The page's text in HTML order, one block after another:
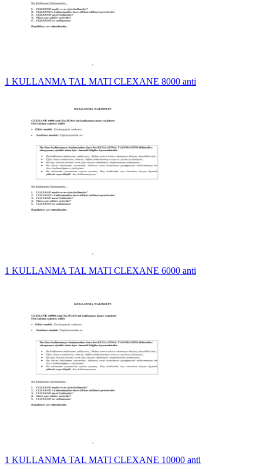
1 KULLANMA TAL MATI CLEXANE 8000 anti
1 KULLANMA TAL MATI CLEXANE 6000 anti
1 KULLANMA TAL MATI CLEXANE 10000 anti